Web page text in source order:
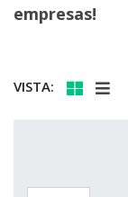
empresas!
VISTA: